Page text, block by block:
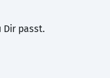
Dir passt.